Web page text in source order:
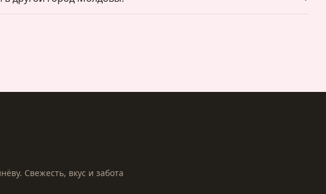
Свежесть, вкус и забота